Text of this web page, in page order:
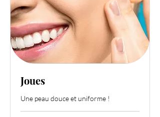
Joues
Une peau douce et uniforme !